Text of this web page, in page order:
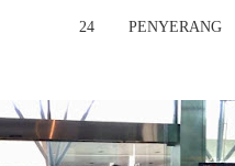
24 PENYERANG